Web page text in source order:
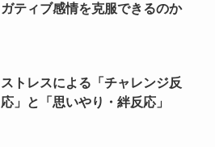
ガティブ感情を克服できるのか
ストレスによる「チャレンジ反
応」と「思いやり・絆反応」